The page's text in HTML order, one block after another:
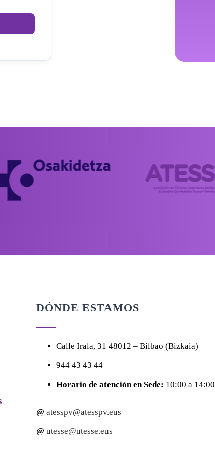
DÓNDE ESTAMOS
CalleIrala, 3148012 – Bilbao (Bizkaia)
944 43 43 44
Horario de atención en Sede: 10:00 a 14:00
@ atesspv@atesspv.eus
@ utesse@utesse.eus